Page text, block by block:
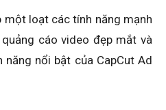
một loạt các tính năng mạnh
cáo video đẹp mắt và
nổi bật của CapCut Ad